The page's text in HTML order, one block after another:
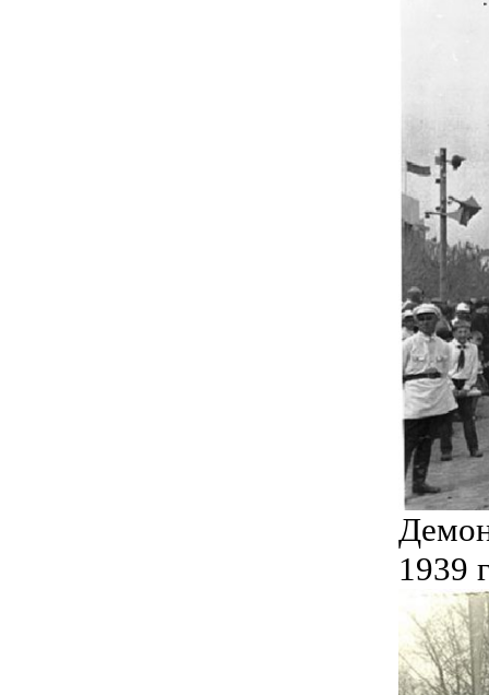
1939